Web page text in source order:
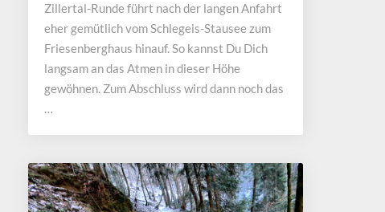
Zillertal-Runde führt nach der langen Anfahrt
eher gemütlich vom Schlegeis-Stausee zum
Friesenberghaus hinauf. So kannst Du Dich
langsam an das Atmen in dieser Höhe
gewöhnen. Zum Abschluss wird dann noch das
…